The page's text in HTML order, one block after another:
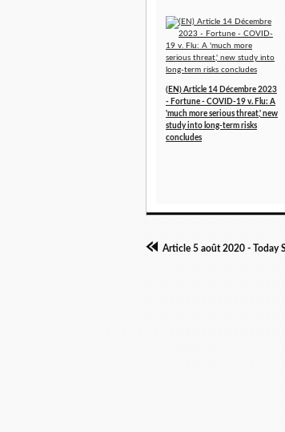
(EN) Article 14 Décembre 2023
- Fortune - COVID-19 v. Flu: A
'much more serious threat,' new
study into long-term risks
concludes